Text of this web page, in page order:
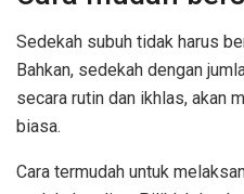
Sedekah subuh tidak harus
Bahkan, sedekah dengan
secara rutin dan ikhlas, akan
biasa.
Cara termudah untuk